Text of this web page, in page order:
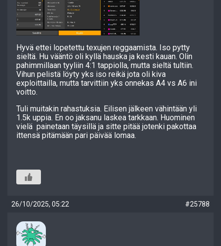
Hyvä ettei lopetettu texujen reggaamista. Iso pytty
sieltä. Hu vääntö oli kyllä hauska ja kesti kauan. Olin
pahimmillaan tyyliin 4:1 tappiolla, mutta sieltä tultiin.
Vihun pelistä löyty yks iso reikä jota oli kiva
exploittailla, mutta tarvittiin yks onnekas A4 vs A6 ini
voitto.
Tuli muitakin rahastuksia. Eilisen jälkeen vähintään yli
1.5k uppia. En oo jaksanu laskea tarkkaan. Huominen
vielä painetaan täysillä ja sitte pitää jotenki pakottaa
ittensä pitämään pari päivää lomaa.
26/10/2025, 05:22 #25788